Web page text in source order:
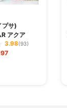
プサ)
アクア
3.98(93)